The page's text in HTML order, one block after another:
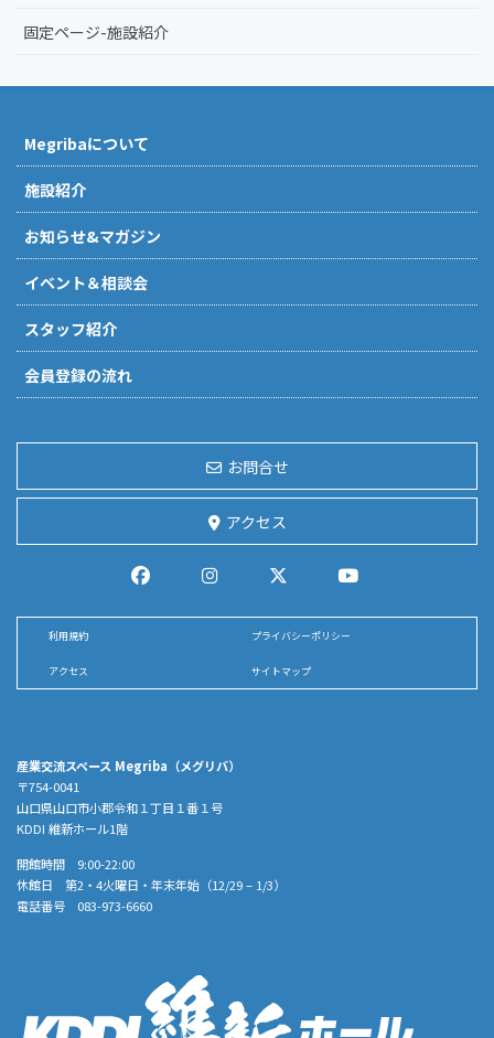
固定ページ-施設紹介
産業交流スペース Megriba（メグリバ）
〒754-0041
山口県山口市小郡令和１丁目１番１号
KDDI 維新ホール1階
開館時間 9:00-22:00
休館日 第2・4火曜日・年末年始（12/29 – 1/3）
電話番号 083-973-6660
Megribaについて
施設紹介
お知らせ&マガジン
イベント＆相談会
スタッフ紹介
会員登録の流れ
お問合せ
アクセス
利用規約 プライバシーポリシー
アクセス サイトマップ